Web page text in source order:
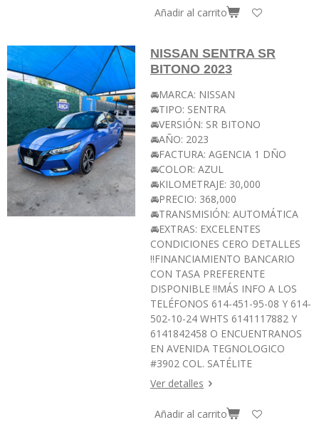
Añadir al carrito
NISSAN SENTRA SR
BITONO 2023
🚘MARCA: NISSAN
🚘TIPO: SENTRA
🚘VERSIÓN: SR BITONO
🚘AÑO: 2023
🚘FACTURA: AGENCIA 1 DÑO
🚘COLOR: AZUL
🚘KILOMETRAJE: 30,000
🚘PRECIO: 368,000
🚘TRANSMISIÓN: AUTOMÁTICA
🚘EXTRAS: EXCELENTES
CONDICIONES CERO DETALLES
‼️FINANCIAMIENTO BANCARIO
CON TASA PREFERENTE
DISPONIBLE ‼️MÁS INFO A LOS
TELÉFONOS 614-451-95-08 Y 614-
502-10-24 WHTS 6141117882 Y
6141842458 O ENCUENTRANOS
EN AVENIDA TEGNOLOGICO
#3902 COL. SATÉLITE
Ver detalles
Añadir al carrito